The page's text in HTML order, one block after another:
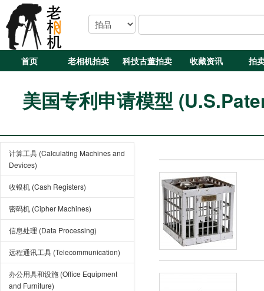
首页 老相机拍卖 科技古董拍卖 收藏资讯 拍
美国专利申请模型
计算工具 (Calculating Machines and
Devices)
收银机 (Cash Registers)
密码机 (Cipher Machines)
信息处理 (Data Processing)
远程通讯工具 (Telecommunication)
办公用具和设施 (Office Equipment
and Furniture)